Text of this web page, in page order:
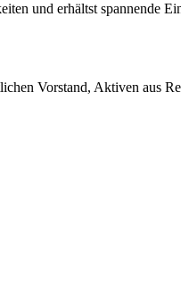
und erhältst spannende
Vorstand, Aktiven aus